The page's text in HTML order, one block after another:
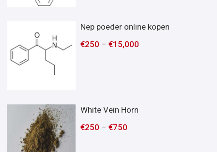
Nep poeder online kopen
€250 –€15,000
White Vein Horn
€250 –€750